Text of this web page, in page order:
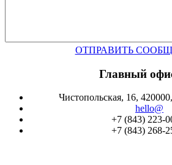
ОТПРАВИТЬ
Главный
Чистопольская, 16,
hello@
+7 (843) 223-
+7 (843) 268-